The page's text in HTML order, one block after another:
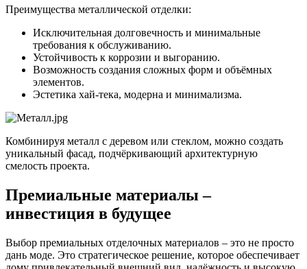
Преимущества металлической отделки:
Исключительная долговечность и минимальные
требования к обслуживанию.
Устойчивость к коррозии и выгоранию.
Возможность создания сложных форм и объёмных
элементов.
Эстетика хай-тека, модерна и минимализма.
Комбинируя металл с деревом или стеклом, можно создать
уникальный фасад, подчёркивающий архитектурную
смелость проекта.
Премиальные материалы –
инвестиция в будущее
Выбор премиальных отделочных материалов – это не просто
дань моде. Это стратегическое решение, которое обеспечивает